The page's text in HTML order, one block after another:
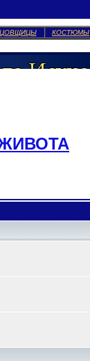
КОСТЮМЫ